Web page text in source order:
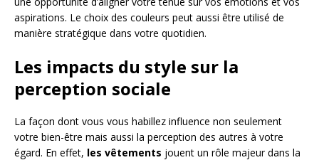
aspirations. Le choix des couleurs peut aussi être utilisé de
manière stratégique dans votre quotidien.
Les impacts du style sur la
perception sociale
La façon dont vous vous habillez influence non seulement
votre bien-être mais aussi la perception des autres à votre
égard. En effet, les vêtements jouent un rôle majeur dans la